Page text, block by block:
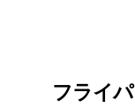
フライ